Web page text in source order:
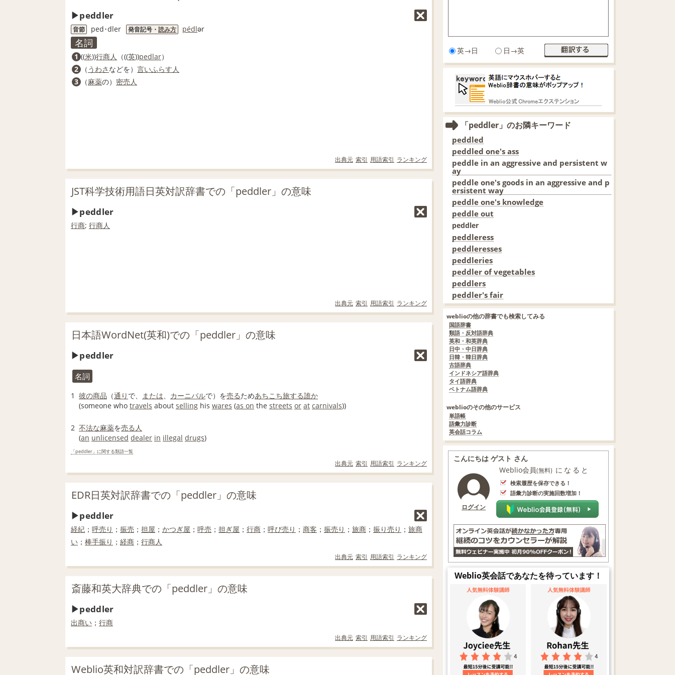
peddler
音節 ped･dler 発音記号・ 読み方 pedlər
名詞
1 ((米))行商人 （((英))pedlar）
2
（ うわさ などを） 言いふらす人
3
（麻薬の） 密売人
出典元 索引 用語索引 ランキング
JST科学技術用語日英対訳辞書での「peddler」の意味
peddler
行商; 行商人
出典元 索引 用語索引 ランキング
日本語WordNet(英和)での「peddler」の意味
peddler
名詞
1 彼の商品 （通り で、 または、 カーニバルで）を売るためあちこち旅する誰か
(someone who travels about selling his wares (as on the streets or at carnivals))
2 不法な麻薬を売る人
(an unlicensed dealer in illegal drugs)
「peddler」に関する類語一覧
出典元 索引 用語索引 ランキング
EDR日英対訳辞書での「peddler」の意味
peddler
経紀 ； 呼売り ； 振売 ； 担屋 ； かつぎ屋 ； 呼売 ； 担ぎ屋 ； 行商 ； 呼び売り ； 商客 ； 振売り ； 旅商 ； 振り売り ； 旅商
い ； 棒手振り ； 経商 ； 行商人
出典元 索引 用語索引 ランキング
斎藤和英大辞典での「peddler」の意味
peddler
出商い ； 行商
出典元 索引 用語索引 ランキング
Weblio英和対訳辞書での「peddler」の意味
英→日 日→英
「peddler」のお隣キーワード
peddled
peddled one's ass
peddle in an aggressive and persistent w
ay
peddle one's goods in an aggressive and p
ersistent way
peddle one's knowledge
peddle out
peddler
peddleress
peddleresses
peddleries
peddler of vegetables
peddlers
peddler's fair
weblioの他の辞書でも検索してみる
国語辞書
類語・反対語辞典
英和・和英辞典
日中・中日辞典
日韓・韓日辞典
古語辞典
インドネシア語辞典
タイ語辞典
ベトナム語辞典
weblioのその他のサービス
単語帳
語彙力診断
英会話コラム
こんにちは ゲスト さん
ログイン
Weblio会員(無料) になると
検索履歴を保存できる！
語彙力診断の実施回数増加！
Weblio英会話であなたを待っています！